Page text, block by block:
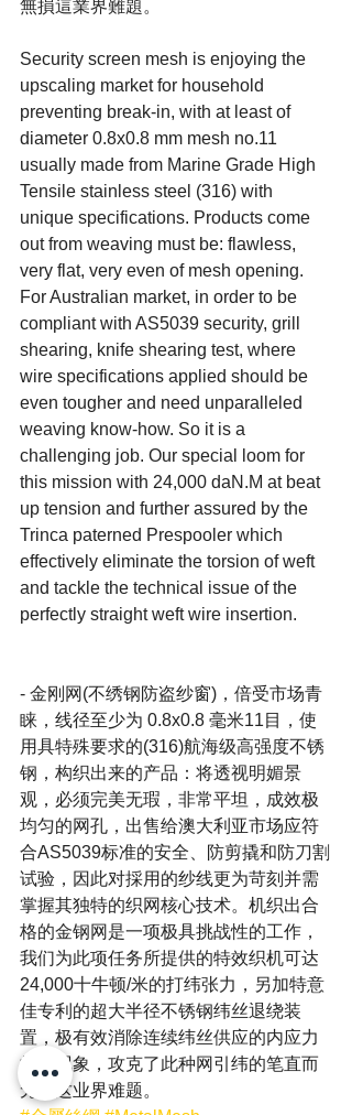
無損這業界難題。
Security screen mesh is enjoying the
upscaling market for household
preventing break-in, with at least of
diameter 0.8x0.8 mm mesh no.11
usually made from Marine Grade High
Tensile stainless steel (316) with
unique specifications. Products come
out from weaving must be: flawless,
very flat, very even of mesh opening.
For Australian market, in order to be
compliant with AS5039 security, grill
shearing, knife shearing test, where
wire specifications applied should be
even tougher and need unparalleled
weaving know-how. So it is a
challenging job. Our special loom for
this mission with 24,000 daN.M at beat
up tension and further assured by the
Trinca paterned Prespooler which
effectively eliminate the torsion of weft
and tackle the technical issue of the
perfectly straight weft wire insertion.
- 金刚网(不绣钢防盗纱窗)，倍受市场青
睐，线径至少为 0.8x0.8 毫米11目，使
用具特殊要求的(316)航海级高强度不锈
钢，构织出来的产品：将透视明媚景
观，必须完美无瑕，非常平坦，成效极
均匀的网孔，出售给澳大利亚市场应符
合AS5039标准的安全、防剪撬和防刀割
试验，因此对採用的纱线更为苛刻并需
掌握其独特的织网核心技术。机织出合
格的金钢网是一项极具挑战性的工作，
我们为此项任务所提供的特效织机可达
24,000十牛顿/米的打纬张力，另加特意
佳专利的超大半径不锈钢纬丝退绕装
置，极有效消除连续纬丝供应的内应力
扭转现象，攻克了此种网引纬的笔直而
无损这业界难题。